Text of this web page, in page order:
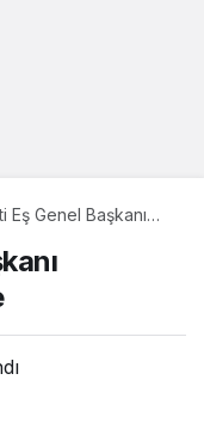
Eş Genel Başkanı